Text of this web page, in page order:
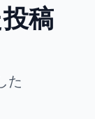
稿
た